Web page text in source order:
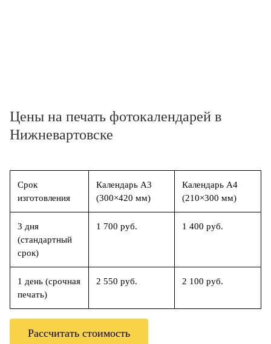
Цены на печать фотокалендарей в
Нижневартовске
Срок
изготовления
Календарь А3
(300×420 мм)
Календарь А4
(210×300 мм)
3 дня
(стандартный
срок)
1 700 руб. 1 400 руб.
1 день (срочная
печать)
2 550 руб. 2 100 руб.
Рассчитать стоимость